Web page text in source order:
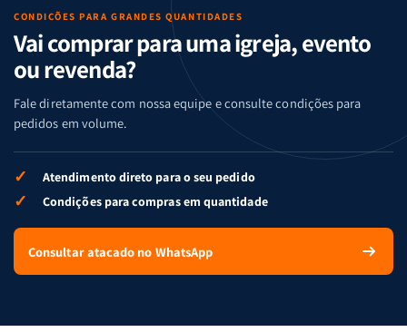
CONDIÇÕES PARA GRANDES QUANTIDADES
Vai comprar para uma igreja, evento
ou revenda?
Fale diretamente com nossa equipe e consulte condições para
pedidos em volume.
✓ Atendimento direto para o seu pedido
✓ Condições para compras em quantidade
Consultar atacado no WhatsApp